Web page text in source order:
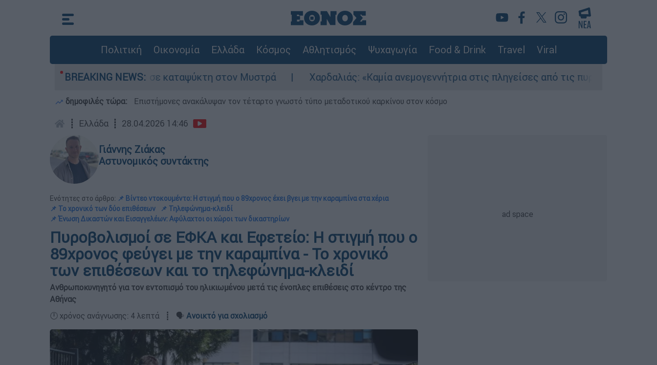
Πολιτική Οικονομία Ελλάδα Κόσμος Αθλητισμός Ψυχαγωγία Food & Drink Travel Viral
BREAKING NEWS:
νεκρό του πατέρα σε καταψύκτη στον Μυστρά Χαρδαλιάς: «Καμία ανεμογεννήτρια στις πληγείσες από τις πυρκαγιές περιοχές της
δημοφιλές τώρα: Επιστήμονες ανακάλυψαν τον τέταρτο γνωστό τύπο μεταδοτικού καρκίνου στον κόσμο
┋ Ελλάδα ┋ 28.04.2026 14:46
Γιάννης Ζιάκας
Αστυνομικός συντάκτης
Ενότητες στο άρθρο: 📌 Βίντεο ντοκουμέντο: Η στιγμή που ο 89χρονος έχει βγει με την καραμπίνα στα χέρια
📌 Το χρονικό των δύο επιθέσεων
📌 Τηλεφώνημα-κλειδί
📌 Ένωση Δικαστών και Εισαγγελέων: Αφύλαχτοι οι χώροι των δικαστηρίων
Πυροβολισμοί σε ΕΦΚΑ και Εφετείο: Η στιγμή που ο
89χρονος φεύγει με την καραμπίνα - Το χρονικό
των επιθέσεων και το τηλεφώνημα-κλειδί
Ανθρωποκυνηγητό για τον εντοπισμό του ηλικιωμένου μετά τις ένοπλες επιθέσεις στο κέντρο της
Αθήνας
🕛 χρόνος ανάγνωσης: 4 λεπτά ┋ 🗣️ Ανοικτό για σχολιασμό